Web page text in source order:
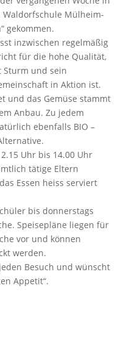
Mülheim-
gekommen.
inzwischen regelmäßig
für die hohe Qualität,
Sturm und sein
in Aktion ist.
und das Gemüse stammt
Anbau. Zu jedem
ebenfalls BIO –
Uhr bis 14.00 Uhr
tätige Eltern
Essen heiss serviert
bis donnerstags
Speisepläne liegen für
vor und können
werden.
Besuch und wünscht
Appetit“.